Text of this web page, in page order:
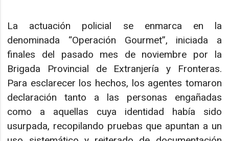
La actuación policial se enmarca en la
denominada “Operación Gourmet”, iniciada a
finales del pasado mes de noviembre por la
Brigada Provincial de Extranjería y Fronteras.
Para esclarecer los hechos, los agentes tomaron
declaración tanto a las personas engañadas
como a aquellas cuya identidad había sido
usurpada, recopilando pruebas que apuntan a un